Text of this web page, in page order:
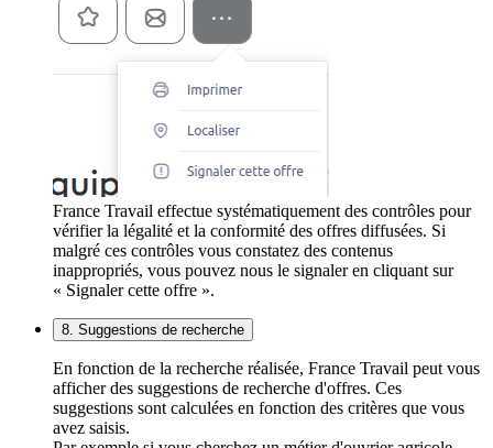
France Travail effectue systématiquement des contrôles pour
vérifier la légalité et la conformité des offres diffusées. Si
malgré ces contrôles vous constatez des contenus
inappropriés, vous pouvez nous le signaler en cliquant sur
« Signaler cette offre ».
8. Suggestions de recherche
En fonction de la recherche réalisée, France Travail peut vous
afficher des suggestions de recherche d'offres. Ces
suggestions sont calculées en fonction des critères que vous
avez saisis.